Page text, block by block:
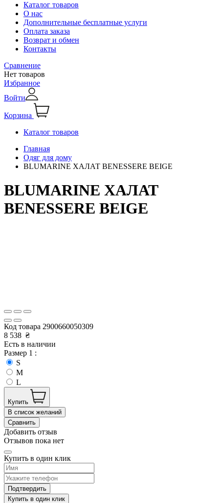
Каталог товаров
О нас
Дополнительные бесплатные услуги
Оплата заказа
Возврат и обмен
Контакты
Сравнение
Нет товаров
Избранное
Войти
Корзина
Каталог товаров
Главная
Одяг для дому
BLUMARINE ХАЛАТ BENESSERE BEIGE
BLUMARINE ХАЛАТ
BENESSERE BEIGE
Код товара 2900660050309
8 538 ₴
Есть в наличии
Размер 1 :
S
M
L
Купить
В список желаний
Сравнить
Добавить отзыв
Отзывов пока нет
Купить в один клик
Подтвердить
Купить в один клик